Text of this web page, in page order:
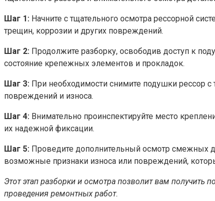
Шаг 1: Начните с тщательного осмотра рессорной
трещин, коррозии и других повреждений.
Шаг 2: Продолжите разборку, освободив доступ к
состояние крепежных элементов и прокладок.
Шаг 3: При необходимости снимите подушки рессор с
повреждений и износа.
Шаг 4: Внимательно проинспектируйте место
их надежной фиксации.
Шаг 5: Проведите дополнительный осмотр смежных
возможные признаки износа или повреждений,
Этот этап разборки и осмотра позволит вам получить
проведения ремонтных работ.